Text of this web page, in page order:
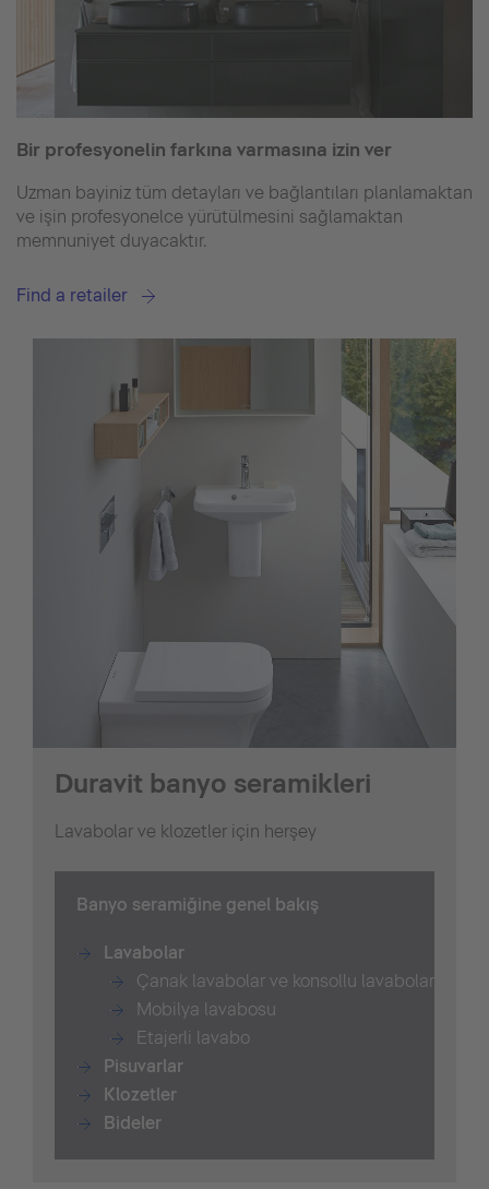
Bir profesyonelin farkına varmasına izin ver
Uzman bayiniz tüm detayları ve bağlantıları planlamaktan
ve işin profesyonelce yürütülmesini sağlamaktan
memnuniyet duyacaktır.
Find a retailer
Duravit banyo seramikleri
Lavabolar ve klozetler için herşey
Banyo seramiğine genel bakış
Lavabolar
Çanak lavabolar ve konsollu lavabolar
Mobilya lavabosu
Etajerli lavabo
Pisuvarlar
Klozetler
Bideler